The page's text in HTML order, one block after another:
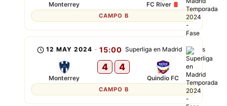
Monterrey FC River
CAMPO B
Superliga en Madrid
12 MAY 2024 - 15:00
Monterrey
4 4
Quindio FC
CAMPO B